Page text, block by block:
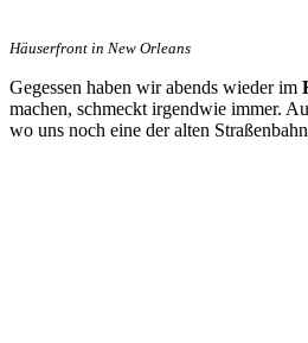
Häuserfront in New Orleans
Gegessen haben wir abends wieder im
machen, schmeckt irgendwie immer.
wo uns noch eine der alten